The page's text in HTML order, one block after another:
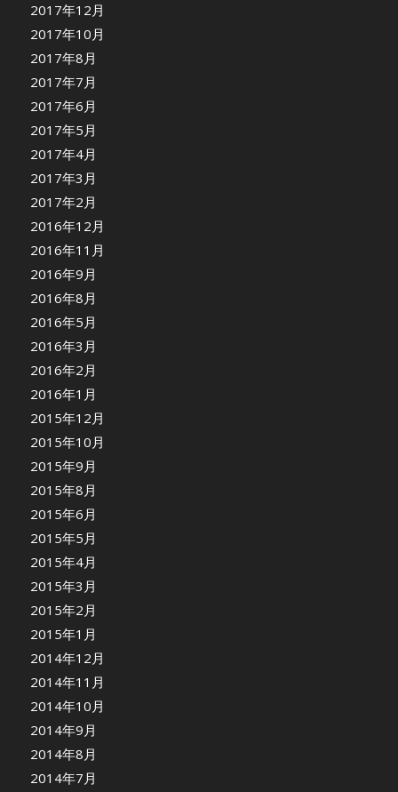
2017年12月
2017年10月
2017年8月
2017年7月
2017年6月
2017年5月
2017年4月
2017年3月
2017年2月
2016年12月
2016年11月
2016年9月
2016年8月
2016年5月
2016年3月
2016年2月
2016年1月
2015年12月
2015年10月
2015年9月
2015年8月
2015年6月
2015年5月
2015年4月
2015年3月
2015年2月
2015年1月
2014年12月
2014年11月
2014年10月
2014年9月
2014年8月
2014年7月